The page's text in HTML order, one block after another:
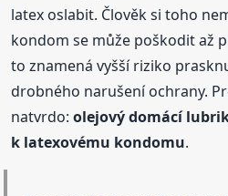
latex oslabit. Člověk si toho
kondom se může poškodit až
to znamená vyšší riziko
drobného narušení ochrany.
natvrdo:olejový domácí
k latexovému kondomu.